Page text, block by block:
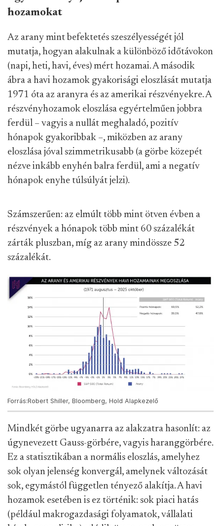
hozamokat
Az arany mint befektetés szeszélyességét jól
mutatja, hogyan alakulnak a különböző időtávokon
(napi, heti, havi, éves) mért hozamai. A második
ábra a havi hozamok gyakorisági eloszlását mutatja
1971 óta az aranyra és az amerikai részvényekre. A
részvényhozamok eloszlása egyértelműen jobbra
ferdül – vagyis a nullát meghaladó, pozitív
hónapok gyakoribbak –, miközben az arany
eloszlása jóval szimmetrikusabb (a görbe közepét
nézve inkább enyhén balra ferdül, ami a negatív
hónapok enyhe túlsúlyát jelzi).
Számszerűen: az elmúlt több mint ötven évben a
részvények a hónapok több mint 60 százalékát
zárták pluszban, míg az arany mindössze 52
százalékát.
Forrás:Robert Shiller, Bloomberg, Hold Alapkezelő
Mindkét görbe ugyanarra az alakzatra hasonlít: az
úgynevezett Gauss-görbére, vagyis haranggörbére.
Ez a statisztikában a normális eloszlás, amelyhez
sok olyan jelenség konvergál, amelynek változását
sok, egymástól független tényező alakítja. A havi
hozamok esetében is ez történik: sok piaci hatás
(például makrogazdasági folyamatok, vállalati